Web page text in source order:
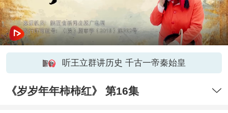
听王立群讲历史 千古一帝秦始皇
《岁岁年年柿柿红》 第16集